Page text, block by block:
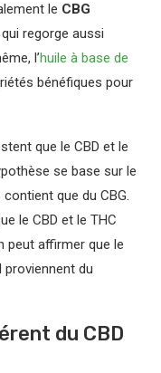
le CBG
regorge aussi
l’huile à base de
bénéfiques pour
que le CBD et le
se base sur le
que du CBG.
le CBD et le THC
peut affirmer que le
du
du CBD